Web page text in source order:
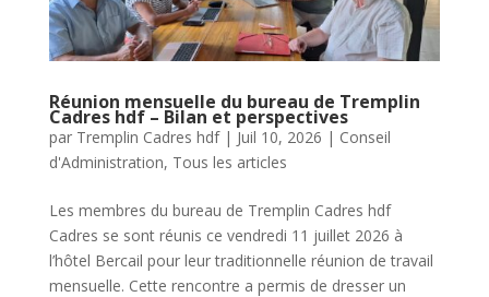
Réunion mensuelle du bureau de Tremplin
Cadres hdf – Bilan et perspectives
par Tremplin Cadres hdf| Juil 10, 2026 | Conseil
d'Administration, Tous les articles
Les membres du bureau de Tremplin Cadres hdf
Cadres se sont réunis ce vendredi 11 juillet 2026 à
l’hôtel Bercail pour leur traditionnelle réunion de travail
mensuelle. Cette rencontre a permis de dresser un